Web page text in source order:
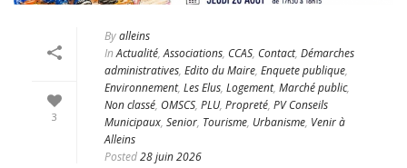
3
Byalleins
In Actualité,Associations, CCAS, Contact, Démarches
administratives, Edito du Maire, Enquete publique,
Environnement, Les Elus, Logement, Marché public,
Non classé, OMSCS, PLU, Propreté, PV Conseils
Municipaux, Senior, Tourisme, Urbanisme, Venir à
Alleins
Posted28 juin 2026